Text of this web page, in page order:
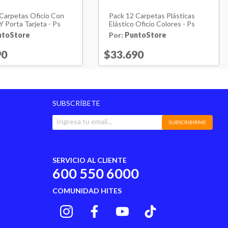
Oficio Con
Porta Tarjeta - Ps
from
to
Pack 12 Carpetas Plásticas
Elástico Oficio Colores - Ps
Por: PuntoStore
Price reduced from
$33.690to
SUBSCRÍBETE
SUBSCRIBIRME
SERVICIO AL CLIENTE
600 550 6000
COMUNIDAD HITES